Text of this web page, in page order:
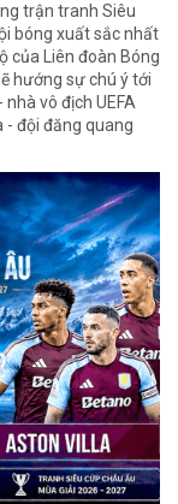
trận tranh Siêu
bóng xuất sắc nhất
của Liên đoàn Bóng
hướng sự chú ý tới
vô địch UEFA
- đội đăng quang